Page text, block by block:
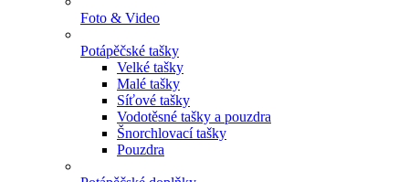
Foto & Video
Potápěčské tašky
Velké tašky
Malé tašky
Síťové tašky
Vodotěsné tašky a pouzdra
Šnorchlovací tašky
Pouzdra